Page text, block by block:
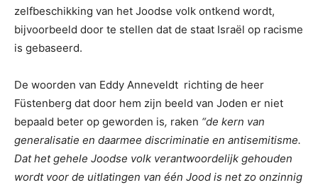
zelfbeschikking van het Joodse volk ontkend wordt,
bijvoorbeeld door te stellen dat de staat Israël op racisme
is gebaseerd.
De woorden van Eddy Anneveldt richting de heer
Füstenberg dat door hem zijn beeld van Joden er niet
bepaald beter op geworden is, raken “de kern van
generalisatie en daarmee discriminatie en antisemitisme.
Dat het gehele Joodse volk verantwoordelijk gehouden
wordt voor de uitlatingen van één Jood is net zo onzinnig